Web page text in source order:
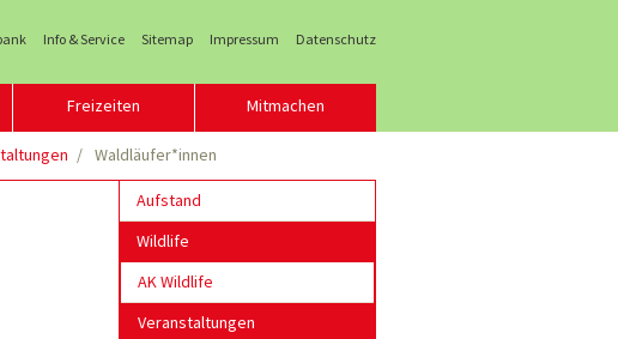
Info & Service Sitemap Impressum Datenschutz
Freizeiten Mitmachen
Waldläufer*innen
Aufstand
Wildlife
AK Wildlife
Veranstaltungen